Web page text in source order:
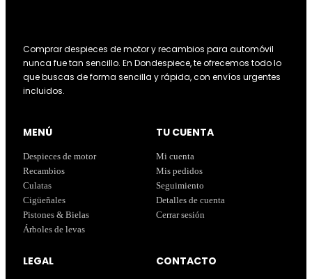
Comprar despieces de motor y recambios para automóvil
nunca fue tan sencillo. En Dondespiece, te ofrecemos todo lo
que buscas de forma sencilla y rápida, con envíos urgentes
incluidos.
MENÚ
Despieces de motor
Recambios
Culatas
Cigüeñales
Pistones & Bielas
Árboles de levas
TU CUENTA
Mi cuenta
Mis pedidos
Seguimiento
Detalles de cuenta
Cerrar sesión
LEGAL CONTACTO